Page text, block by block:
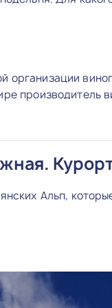
производитель
Альп,